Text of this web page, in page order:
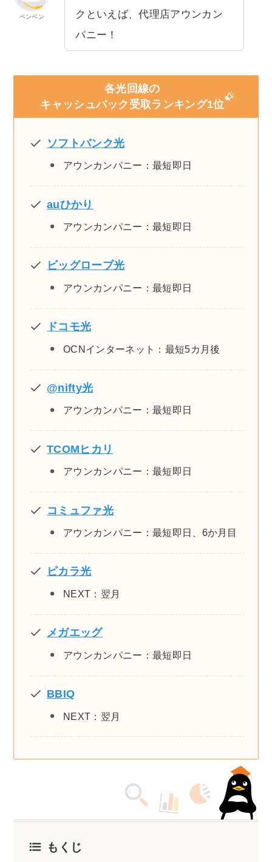
ペンペン
クといえば、代理店アウンカン
パニー！
各光回線の
キャッシュバック受取ランキング1位
ソフトバンク光
アウンカンパニー：最短即日
auひかり
アウンカンパニー：最短即日
ビッグローブ光
アウンカンパニー：最短即日
ドコモ光
OCNインターネット：最短5カ月後
@nifty光
アウンカンパニー：最短即日
TCOMヒカリ
アウンカンパニー：最短即日
コミュファ光
アウンカンパニー：最短即日、6か月目
ピカラ光
NEXT：翌月
メガエッグ
アウンカンパニー：最短即日
BBIQ
NEXT：翌月
もくじ